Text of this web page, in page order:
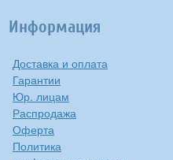
Информация
Доставка и оплата
Гарантии
Юр. лицам
Распродажа
Оферта
Политика